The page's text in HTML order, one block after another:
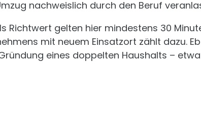
nachweislich durch den Beruf
Richtwert gelten hier mindestens 30
mit neuem Einsatzort zählt dazu.
eines doppelten Haushalts –